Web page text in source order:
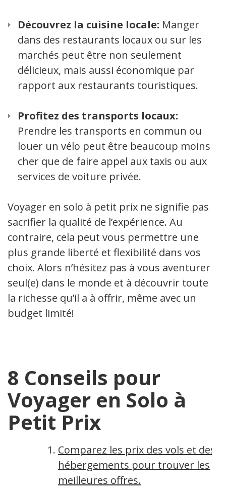
Découvrez la cuisine locale: Manger
dans des restaurants locaux ou sur les
marchés peut être non seulement
délicieux, mais aussi économique par
rapport aux restaurants touristiques.
Profitez des transports locaux:
Prendre les transports en commun ou
louer un vélo peut être beaucoup moins
cher que de faire appel aux taxis ou aux
services de voiture privée.
Voyager en solo à petit prix ne signifie pas
sacrifier la qualité de l’expérience. Au
contraire, cela peut vous permettre une
plus grande liberté et flexibilité dans vos
choix. Alors n’hésitez pas à vous aventurer
seul(e) dans le monde et à découvrir toute
la richesse qu’il a à offrir, même avec un
budget limité!
8 Conseils pour
Voyager en Solo à
Petit Prix
Comparez les prix des vols et des
hébergements pour trouver les
meilleures offres.